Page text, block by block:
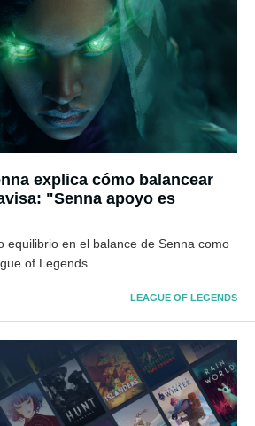
explica cómo balancear
"Senna apoyo es
equilibrio en el balance de Senna como
of Legends.
LEAGUE OF LEGENDS